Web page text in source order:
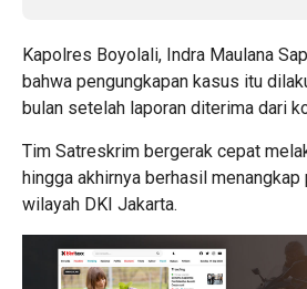
Kapolres Boyolali, Indra Maulana
bahwa pengungkapan kasus itu
bulan setelah laporan diterima dari
Tim Satreskrim bergerak cepat
hingga akhirnya berhasil
wilayah DKI Jakarta.